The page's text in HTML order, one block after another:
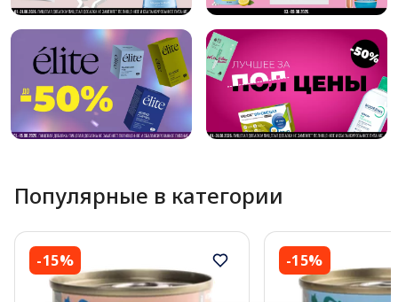
Популярные в категории
-15% -15%